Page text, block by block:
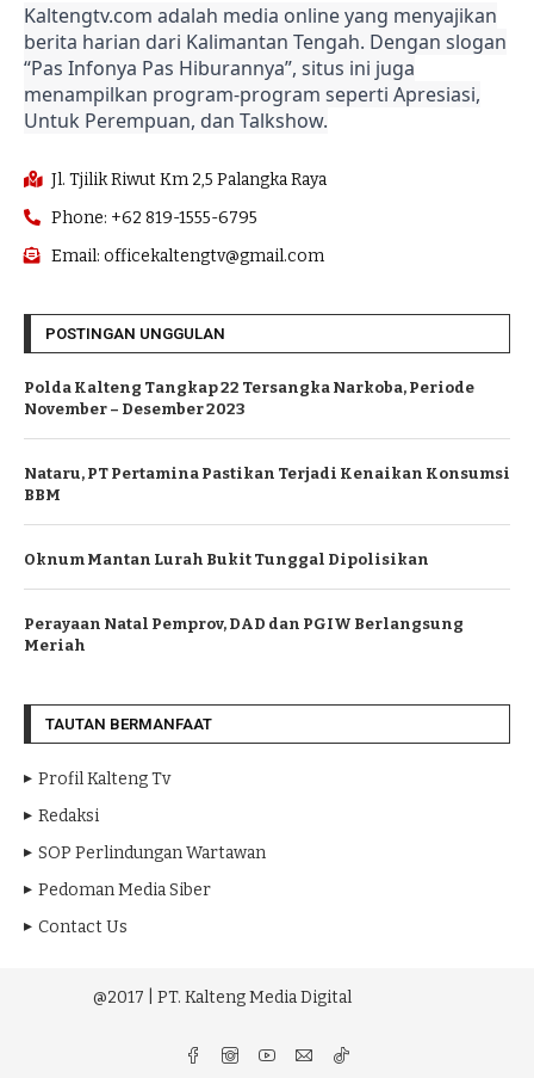
Kaltengtv.com adalah media online yang menyajikan
berita harian dari Kalimantan Tengah. Dengan slogan
“Pas Infonya Pas Hiburannya”, situs ini juga
menampilkan program-program seperti Apresiasi,
Untuk Perempuan, dan Talkshow.
Jl. Tjilik Riwut Km 2,5 Palangka Raya
Phone: +62 819-1555-6795
Email: officekaltengtv@gmail.com
POSTINGAN UNGGULAN
Polda Kalteng Tangkap 22 Tersangka Narkoba, Periode
November – Desember 2023
Nataru, PT Pertamina Pastikan Terjadi Kenaikan Konsumsi
BBM
Oknum Mantan Lurah Bukit Tunggal Dipolisikan
Perayaan Natal Pemprov, DAD dan PGIW Berlangsung
Meriah
TAUTAN BERMANFAAT
Profil Kalteng Tv
Redaksi
SOP Perlindungan Wartawan
Pedoman Media Siber
Contact Us
@2017 | PT. Kalteng Media Digital